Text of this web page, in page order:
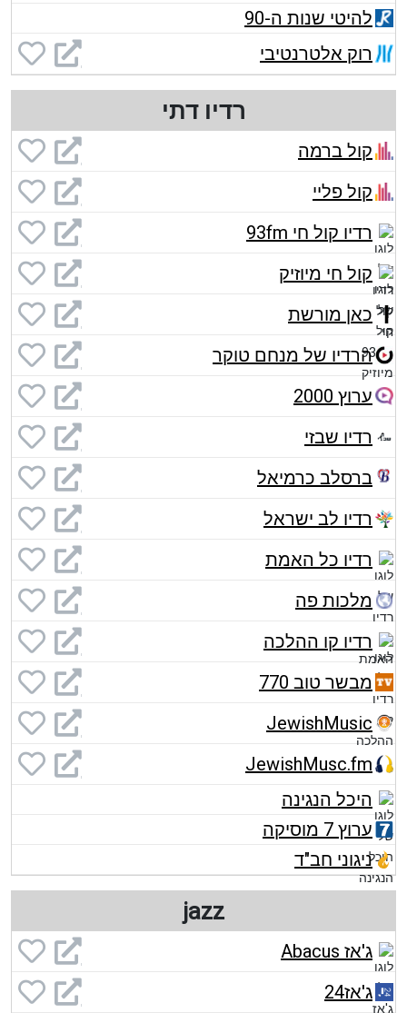
להיטי שנות ה-90
רוק אלטרנטיבי
רדיו דתי
קול ברמה
קול פליי
רדיו קול חי 93fm
קול חי מיוזיק
כאן מורשת
הרדיו של מנחם טוקר
ערוץ 2000
רדיו שבזי
ברסלב כרמיאל
רדיו לב ישראל
רדיו כל האמת
מלכות פה
רדיו קו ההלכה
מבשר טוב 770
JewishMusic
JewishMusc.fm
היכל הנגינה
ערוץ 7 מוסיקה
ניגוני חב"ד
jazz
ג'אז Abacus
ג'אז24